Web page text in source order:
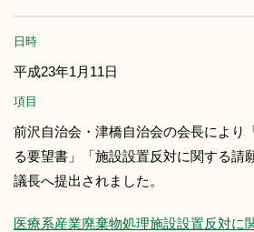
日時
平成23年1月11日
項目
前沢自治会・津橋自治会の会長により
る要望書」「施設設置反対に関する請
議長へ提出されました。
医療系産業廃棄物処理施設設置反対に